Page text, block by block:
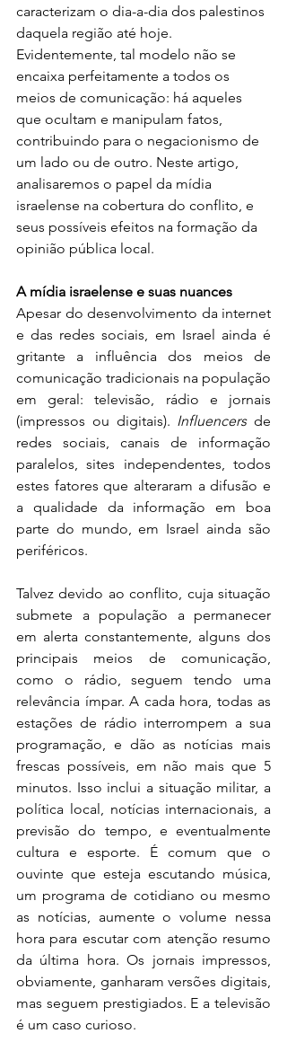
caracterizam o dia-a-dia dos palestinos
daquela região até hoje.
Evidentemente, tal modelo não se
encaixa perfeitamente a todos os
meios de comunicação: há aqueles
que ocultam e manipulam fatos,
contribuindo para o negacionismo de
um lado ou de outro. Neste artigo,
analisaremos o papel da mídia
israelense na cobertura do conflito, e
seus possíveis efeitos na formação da
opinião pública local.
A mídia israelense e suas nuances
Apesar do desenvolvimento da internet
e das redes sociais, em Israel ainda é
gritante a influência dos meios de
comunicação tradicionais na população
em geral: televisão, rádio e jornais
(impressos ou digitais). Influencers de
redes sociais, canais de informação
paralelos, sites independentes, todos
estes fatores que alteraram a difusão e
a qualidade da informação em boa
parte do mundo, em Israel ainda são
periféricos.
Talvez devido ao conflito, cuja situação
submete a população a permanecer
em alerta constantemente, alguns dos
principais meios de comunicação,
como o rádio, seguem tendo uma
relevância ímpar. A cada hora, todas as
estações de rádio interrompem a sua
programação, e dão as notícias mais
frescas possíveis, em não mais que 5
minutos. Isso inclui a situação militar, a
política local, notícias internacionais, a
previsão do tempo, e eventualmente
cultura e esporte. É comum que o
ouvinte que esteja escutando música,
um programa de cotidiano ou mesmo
as notícias, aumente o volume nessa
hora para escutar com atenção resumo
da última hora. Os jornais impressos,
obviamente, ganharam versões digitais,
mas seguem prestigiados. E a televisão
é um caso curioso.